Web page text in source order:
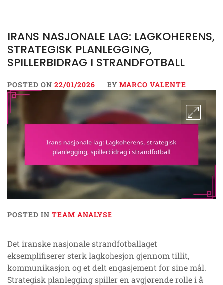
IRANS NASJONALE LAG: LAGKOHERENS,
STRATEGISK PLANLEGGING,
SPILLERBIDRAG I STRANDFOTBALL
POSTED ON 22/01/2026 BY MARCO VALENTE
POSTED IN TEAM ANALYSE
Det iranske nasjonale strandfotballaget
eksemplifiserer sterk lagkohesjon gjennom tillit,
kommunikasjon og et delt engasjement for sine mål.
Strategisk planlegging spiller en avgjørende rolle i å